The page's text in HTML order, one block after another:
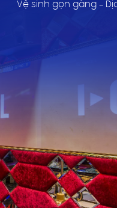
Vệ sinh gọn gàng –